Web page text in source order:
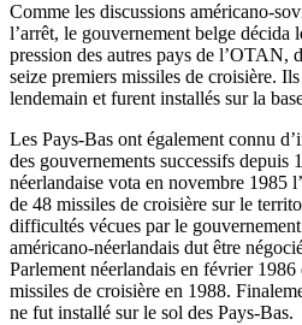
Comme les discussions américano-
l’arrêt, le gouvernement belge décida
pression des autres pays de l’OTAN,
seize premiers missiles de croisière.
lendemain et furent installés sur la
Les Pays-Bas ont également connu
des gouvernements successifs depuis
néerlandaise vota en novembre 1985
de 48 missiles de croisière sur le
difficultés vécues par le
américano-néerlandais dut être
Parlement néerlandais en février
missiles de croisière en 1988.
ne fut installé sur le sol des Pays-Bas.